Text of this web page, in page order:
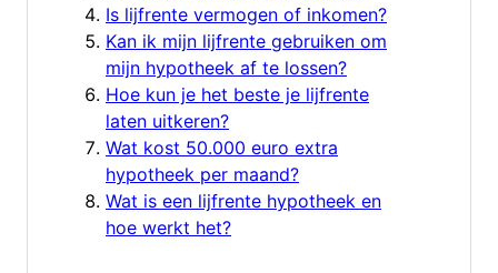
Is lijfrente vermogen of inkomen?
Kan ik mijn lijfrente gebruiken om
mijn hypotheek af te lossen?
Hoe kun je het beste je lijfrente
laten uitkeren?
Wat kost 50.000 euro extra
hypotheek per maand?
Wat is een lijfrente hypotheek en
hoe werkt het?